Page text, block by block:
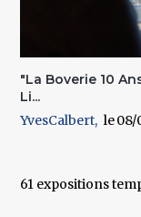
"La Boverie 10
Li...
YvesCalbert
08/
61 expositions